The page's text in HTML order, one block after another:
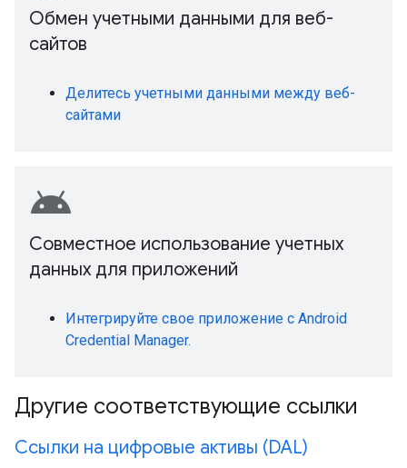
Обмен учетными данными для веб-
сайтов
Делитесь учетными данными между веб-
сайтами
android
Совместное использование учетных
данных для приложений
Интегрируйте свое приложение с Android
Credential Manager.
Другие соответствующие ссылки
Ссылки на цифровые активы (DAL)